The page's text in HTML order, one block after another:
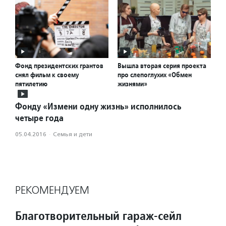
Фонд президентских грантов
снял фильм к своему
пятилетию
Вышла вторая серия проекта
про слепоглухих «Обмен
жизнями»
Фонду «Измени одну жизнь» исполнилось
четыре года
05.04.2016 · Семья и дети
РЕКОМЕНДУЕМ
Благотворительный гараж-сейл